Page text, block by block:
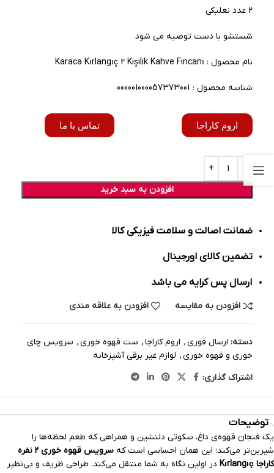
2 عدد نعلبکی
شستشو با دست توصیه می شود
نام محصول : Karaca Kırlangıç 2 Kişilik Kahve Fincanı
شناسه محصول : 000001000057373001
اروم کاراجا تماس با ما
افزودن به سبد خرید
ضمانت اصالت و سلامت فیزیکی کالا
تضمین کالای اورجینال
ارسال پس کرایه می باشد
افزودن به مقایسه افزودن به علاقه مندی
دسته: ارسال فوری, اروم کاراجا, ست قهوه خوری, سرویس چای
خوری و قهوه خوری, لوازم غیر برقی آشپزخانه
اشتراک گذاری:
توضیحات
یک فنجان قهوه‌ی داغ، سکوتی دلنشین و همراهی که طعم لحظه‌ها را
شیرین‌تر می‌کند؛ این همان احساسی است که
سرویس قهوه خوری ۲ نفره
کاراجا Kırlangıç
در اولین نگاه به شما منتقل می‌کند. طراحی ظریف و بی‌نظیر